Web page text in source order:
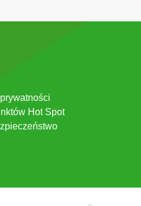
Hot Spot